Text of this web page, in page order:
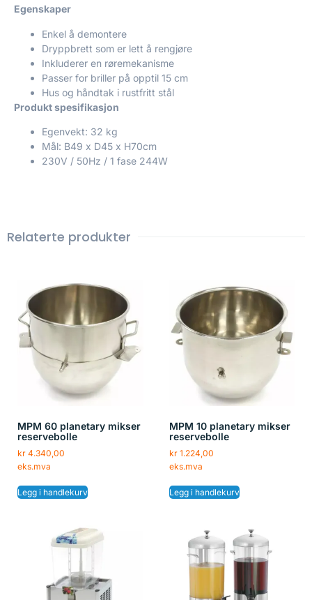
Egenskaper
Enkel å demontere
Dryppbrett som er lett å rengjøre
Inkluderer en røremekanisme
Passer for briller på opptil 15 cm
Hus og håndtak i rustfritt stål
Produkt spesifikasjon
Egenvekt: 32 kg
Mål: B49 x D45 x H70cm
230V / 50Hz / 1 fase 244W
Relaterte produkter
MPM 60 planetary mikser
reservebolle
kr 4.340,00
eks.mva
Legg i handlekurv
MPM 10 planetary mikser
reservebolle
kr1.224,00
eks.mva
Legg i handlekurv